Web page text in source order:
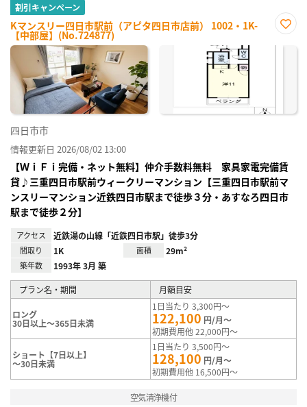
割引キャンペーン
Kマンスリー四日市駅前（アピタ四日市店前） 1002・1K-
【中部屋】(No.724877)
に入
四日市市
情報更新日 2026/08/02 13:00
【ＷｉＦｉ完備・ネット無料】仲介手数料無料 家具家電完備賃
貸♪三重四日市駅前ウィークリーマンション【三重四日市駅前マ
ンスリーマンション近鉄四日市駅まで徒歩３分・あすなろ四日市
駅まで徒歩２分】
アクセス 近鉄湯の山線「近鉄四日市駅」徒歩3分
間取り 1K 面積 29m²
築年数 1993年 3月 築
プラン名・期間 月額目安
ロング
30日以上～365日未満
1日当たり 3,300円～
122,100 円/月～
初期費用他 22,000円～
ショート【7日以上】
～30日未満
1日当たり 3,500円～
128,100 円/月～
初期費用他 16,500円～
空気清浄機付